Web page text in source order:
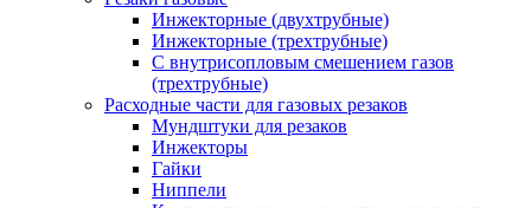
Инжекторные (двухтрубные)
Инжекторные (трехтрубные)
С внутрисопловым смешением газов
(трехтрубные)
Расходные части для газовых резаков
Мундштуки для резаков
Инжекторы
Гайки
Ниппели